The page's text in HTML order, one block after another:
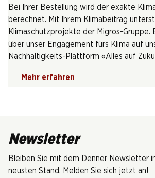
Bei Ihrer Bestellung wird der exakte
berechnet. Mit Ihrem Klimabeitrag
Klimaschutzprojekte der Migros-Gruppe.
über unser Engagement fürs Klima auf
Nachhaltigkeits-Plattform «Alles auf
Mehr erfahren
Newsletter
Bleiben Sie mit dem Denner Newsletter
neusten Stand. Melden Sie sich jetzt an!